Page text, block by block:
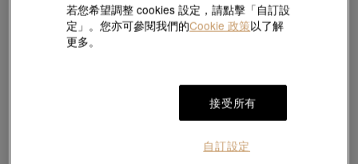
「Kashikey Band」18K玫瑰金啡鑽石戒指
HK$20,700
若您希望調整 cookies 設定，請點擊「自訂設
定」。您亦可參閱我們的Cookie 政策以了解
更多。
接受所有
自訂設定